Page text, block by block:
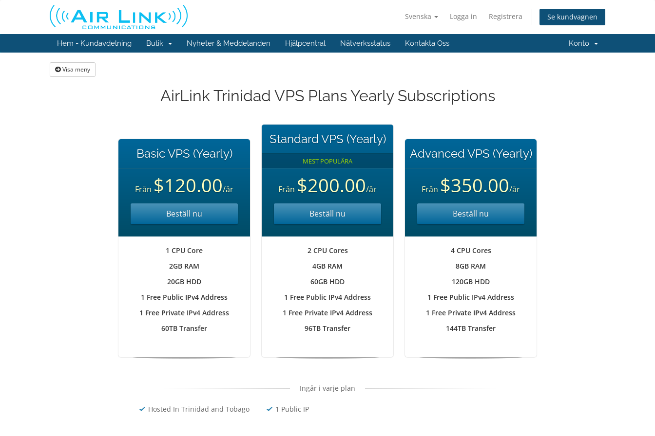
Svenska Logga in Registrera Se kundvagnen
Hem - Kundavdelning Butik Nyheter & Meddelanden Hjälpcentral Nätverksstatus Kontakta Oss Konto
Visa meny
AirLink Trinidad VPS Plans Yearly Subscriptions
Basic VPS (Yearly)
Från $120.00/år
Beställ nu
1 CPU Core
2GB RAM
20GB HDD
1 Free Public IPv4 Address
1 Free Private IPv4 Address
60TB Transfer
Standard VPS (Yearly)
MEST POPULÄRA
Från $200.00/år
Beställ nu
2 CPU Cores
4GB RAM
60GB HDD
1 Free Public IPv4 Address
1 Free Private IPv4 Address
96TB Transfer
Advanced VPS (Yearly)
Från $350.00/år
Beställ nu
4 CPU Cores
8GB RAM
120GB HDD
1 Free Public IPv4 Address
1 Free Private IPv4 Address
144TB Transfer
Ingår i varje plan
Hosted In Trinidad and Tobago 1 Public IP